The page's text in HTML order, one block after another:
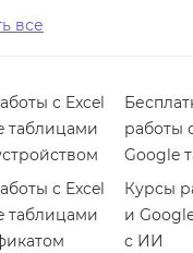
все
с Excel
таблицами
с Excel
таблицами
работы
Google
Курсы
и
с ИИ